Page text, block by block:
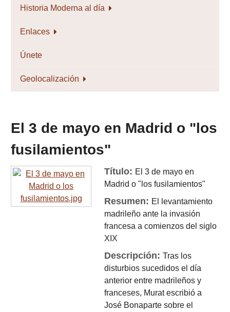
Historia Moderna al día
Enlaces
Únete
Geolocalización
El 3 de mayo en Madrid o "los
fusilamientos"
Título: El 3 de mayo en
Madrid o "los fusilamientos"
Resumen: El levantamiento
madrileño ante la invasión
francesa a comienzos del siglo
XIX
Descripción:Tras los
disturbios sucedidos el día
anterior entre madrileños y
franceses, Murat escribió a
José Bonaparte sobre el